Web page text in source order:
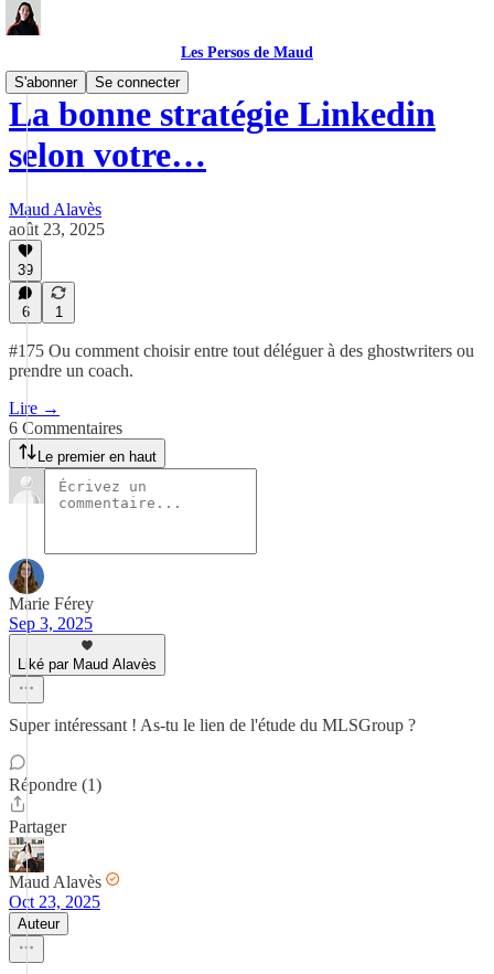
Les Persos de Maud
S'abonner
Se connecter
La bonne stratégie Linkedin
selon votre…
Maud Alavès
août 23, 2025
39
6 1
#175 Ou comment choisir entre tout déléguer à des ghostwriters ou
prendre un coach.
Lire →
6 Commentaires
Le premier en haut
Marie Férey
Sep 3, 2025
Liké par Maud Alavès
Super intéressant ! As-tu le lien de l'étude du MLSGroup ?
Répondre (1)
Partager
Maud Alavès
Oct 23, 2025
Auteur